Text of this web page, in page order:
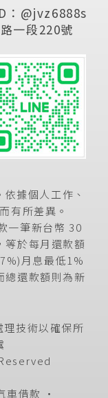
：@jvz6888s
一段220號
據個人工作、
有所差異。
一筆新台幣 30
等於每月還款額
月息最低1%
還款額則為新
技術以確保所
車借款 ‧